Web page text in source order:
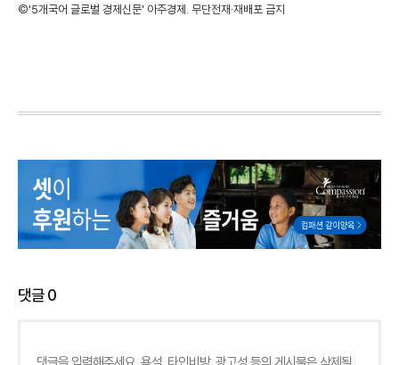
©'5개국어 글로벌 경제신문' 아주경제. 무단전재·재배포 금지
댓글0